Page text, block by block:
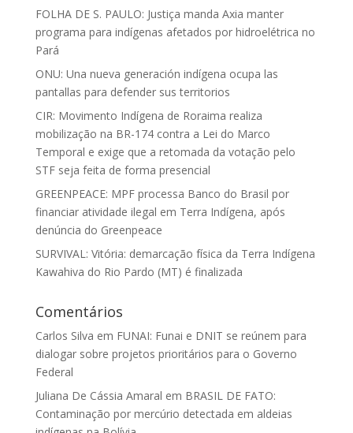
FOLHA DE S. PAULO: Justiça manda Axia manter
programa para indígenas afetados por hidroelétrica no
Pará
ONU: Una nueva generación indígena ocupa las
pantallas para defender sus territorios
CIR: Movimento Indígena de Roraima realiza
mobilização na BR-174 contra a Lei do Marco
Temporal e exige que a retomada da votação pelo
STF seja feita de forma presencial
GREENPEACE: MPF processa Banco do Brasil por
financiar atividade ilegal em Terra Indígena, após
denúncia do Greenpeace
SURVIVAL: Vitória: demarcação física da Terra Indígena
Kawahiva do Rio Pardo (MT) é finalizada
Comentários
Carlos Silva em FUNAI: Funai e DNIT se reúnem para
dialogar sobre projetos prioritários para o Governo
Federal
Juliana De Cássia Amaral em BRASIL DE FATO:
Contaminação por mercúrio detectada em aldeias